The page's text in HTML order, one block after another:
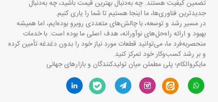
تضمین کیفیت هستند. چه به‌دنبال بهترین قیمت باشید، چه به‌دنبال
جدیدترین فناوری‌ها، ما اینجا هستیم تا شما را یاری کنیم.
در مسیر رشد و توسعه، با چالش‌های متعددی روبرو بوده‌ایم، اما همیشه
بهبود و ارائه راه‌حل‌های نوآورانه، هدف اصلی ما بوده است. با خدمات
منحصربه‌فرد ما، می‌توانید قطعات مورد نیاز خود را بدون دغدغه تأمین کرده
و بر رشد کسب‌وکار خود تمرکز کنید.
مایکروالکام؛ پلی مطمئن میان تولیدکنندگان و بازارهای جهانی